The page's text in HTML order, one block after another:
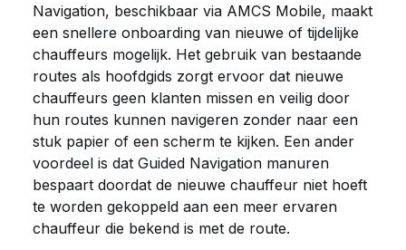
Navigation, beschikbaar via AMCS Mobile, maakt
een snellere onboarding van nieuwe of tijdelijke
chauffeurs mogelijk. Het gebruik van bestaande
routes als hoofdgids zorgt ervoor dat nieuwe
chauffeurs geen klanten missen en veilig door
hun routes kunnen navigeren zonder naar een
stuk papier of een scherm te kijken. Een ander
voordeel is dat Guided Navigation manuren
bespaart doordat de nieuwe chauffeur niet hoeft
te worden gekoppeld aan een meer ervaren
chauffeur die bekend is met de route.